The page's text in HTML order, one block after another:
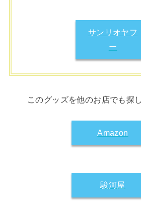
サンリオヤフ
ー
このグッズを他のお店でも探
Amazon
駿河屋